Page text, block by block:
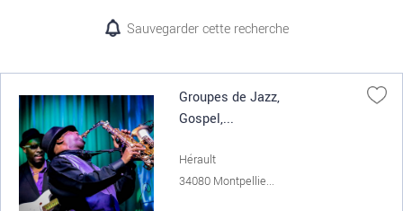
Sauvegarder cette recherche
Groupes de Jazz,
Gospel,...
Hérault
34080 Montpellie...